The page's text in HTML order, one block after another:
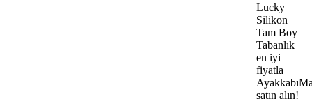
Lucky
Silikon
Tam Boy
Tabanlık
en iyi
fiyatla
satın alın!